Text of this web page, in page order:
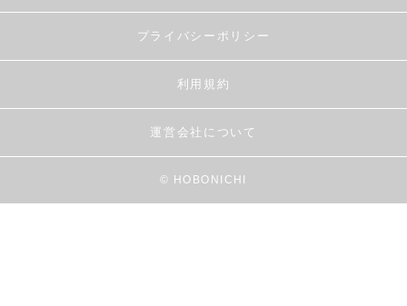
プライバシーポリシー
利用規約
運営会社について
© HOBONICHI